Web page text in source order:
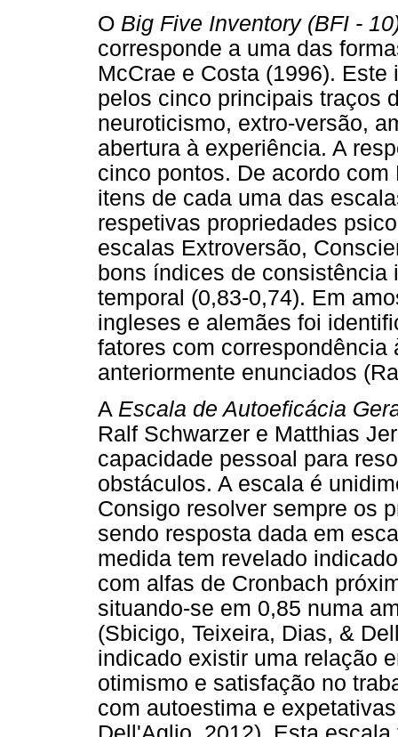
O Big Five Inventory (BFI -
corresponde a uma das
McCrae e Costa (1996).
pelos cinco principais traços
neuroticismo, extro-versão,
abertura à experiência. A
cinco pontos. De acordo
itens de cada uma das
respetivas propriedades
escalas Extroversão,
bons índices de consistência
temporal (0,83-0,74). Em
ingleses e alemães foi
fatores com
anteriormente enunciados
A Escala de Autoeficácia
Ralf Schwarzer e Matthias
capacidade pessoal para
obstáculos. A escala é
Consigo resolver sempre os
sendo resposta dada em
medida tem revelado
com alfas de Cronbach
situando-se em 0,85 numa
(Sbicigo, Teixeira, Dias, &
indicado existir uma relação
otimismo e satisfação no
com autoestima e